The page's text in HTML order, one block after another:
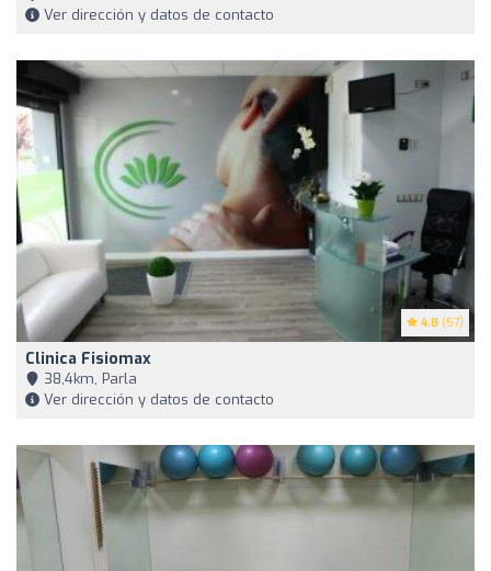
Ver dirección y datos de contacto
4.8 (57)
Clinica Fisiomax
38,4km, Parla
Ver dirección y datos de contacto